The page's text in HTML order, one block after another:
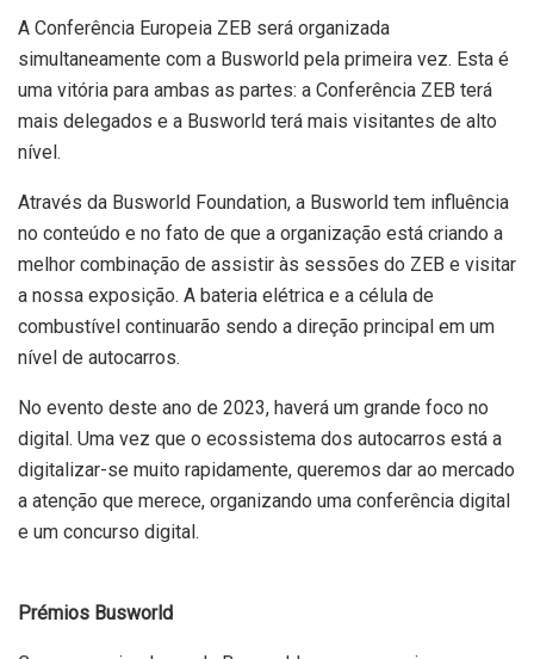
A Conferência Europeia ZEB será organizada
simultaneamente com a Busworld pela primeira vez. Esta é
uma vitória para ambas as partes: a Conferência ZEB terá
mais delegados e a Busworld terá mais visitantes de alto
nível.
Através da Busworld Foundation, a Busworld tem influência
no conteúdo e no fato de que a organização está criando a
melhor combinação de assistir às sessões do ZEB e visitar
a nossa exposição. A bateria elétrica e a célula de
combustível continuarão sendo a direção principal em um
nível de autocarros.
No evento deste ano de 2023, haverá um grande foco no
digital. Uma vez que o ecossistema dos autocarros está a
digitalizar-se muito rapidamente, queremos dar ao mercado
a atenção que merece, organizando uma conferência digital
e um concurso digital.
Prémios Busworld